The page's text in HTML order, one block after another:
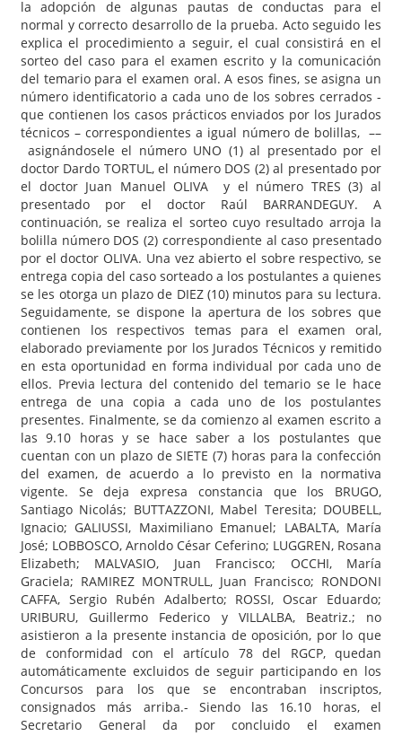
la adopción de algunas pautas de conductas para el
normal y correcto desarrollo de la prueba. Acto seguido les
explica el procedimiento a seguir, el cual consistirá en el
sorteo del caso para el examen escrito y la comunicación
del temario para el examen oral. A esos fines, se asigna un
número identificatorio a cada uno de los sobres cerrados -
que contienen los casos prácticos enviados por los Jurados
técnicos – correspondientes a igual número de bolillas, ––
asignándosele el número UNO (1) al presentado por el
doctor Dardo TORTUL, el número DOS (2) al presentado por
el doctor Juan Manuel OLIVA y el número TRES (3) al
presentado por el doctor Raúl BARRANDEGUY. A
continuación, se realiza el sorteo cuyo resultado arroja la
bolilla número DOS (2) correspondiente al caso presentado
por el doctor OLIVA. Una vez abierto el sobre respectivo, se
entrega copia del caso sorteado a los postulantes a quienes
se les otorga un plazo de DIEZ (10) minutos para su lectura.
Seguidamente, se dispone la apertura de los sobres que
contienen los respectivos temas para el examen oral,
elaborado previamente por los Jurados Técnicos y remitido
en esta oportunidad en forma individual por cada uno de
ellos. Previa lectura del contenido del temario se le hace
entrega de una copia a cada uno de los postulantes
presentes. Finalmente, se da comienzo al examen escrito a
las 9.10 horas y se hace saber a los postulantes que
cuentan con un plazo de SIETE (7) horas para la confección
del examen, de acuerdo a lo previsto en la normativa
vigente. Se deja expresa constancia que los BRUGO,
Santiago Nicolás; BUTTAZZONI, Mabel Teresita; DOUBELL,
Ignacio; GALIUSSI, Maximiliano Emanuel; LABALTA, María
José; LOBBOSCO, Arnoldo César Ceferino; LUGGREN, Rosana
Elizabeth; MALVASIO, Juan Francisco; OCCHI, María
Graciela; RAMIREZ MONTRULL, Juan Francisco; RONDONI
CAFFA, Sergio Rubén Adalberto; ROSSI, Oscar Eduardo;
URIBURU, Guillermo Federico y VILLALBA, Beatriz.; no
asistieron a la presente instancia de oposición, por lo que
de conformidad con el artículo 78 del RGCP, quedan
automáticamente excluidos de seguir participando en los
Concursos para los que se encontraban inscriptos,
consignados más arriba.- Siendo las 16.10 horas, el
Secretario General da por concluido el examen